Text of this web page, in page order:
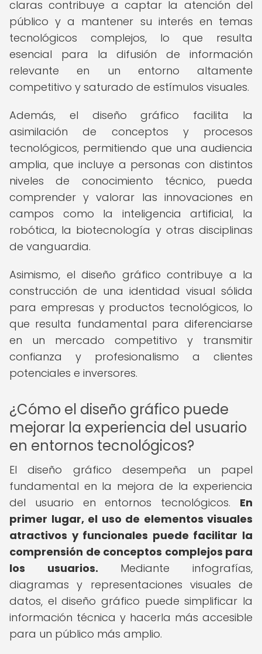
claras contribuye a captar la atención del
público y a mantener su interés en temas
tecnológicos complejos, lo que resulta
esencial para la difusión de información
relevante en un entorno altamente
competitivo y saturado de estímulos visuales.
Además, el diseño gráfico facilita la
asimilación de conceptos y procesos
tecnológicos, permitiendo que una audiencia
amplia, que incluye a personas con distintos
niveles de conocimiento técnico, pueda
comprender y valorar las innovaciones en
campos como la inteligencia artificial, la
robótica, la biotecnología y otras disciplinas
de vanguardia.
Asimismo, el diseño gráfico contribuye a la
construcción de una identidad visual sólida
para empresas y productos tecnológicos, lo
que resulta fundamental para diferenciarse
en un mercado competitivo y transmitir
confianza y profesionalismo a clientes
potenciales e inversores.
¿Cómo el diseño gráfico puede
mejorar la experiencia del usuario
en entornos tecnológicos?
El diseño gráfico desempeña un papel
fundamental en la mejora de la experiencia
del usuario en entornos tecnológicos. En
primer lugar, el uso de elementos visuales
atractivos y funcionales puede facilitar la
comprensión de conceptos complejos para
los usuarios. Mediante infografías,
diagramas y representaciones visuales de
datos, el diseño gráfico puede simplificar la
información técnica y hacerla más accesible
para un público más amplio.